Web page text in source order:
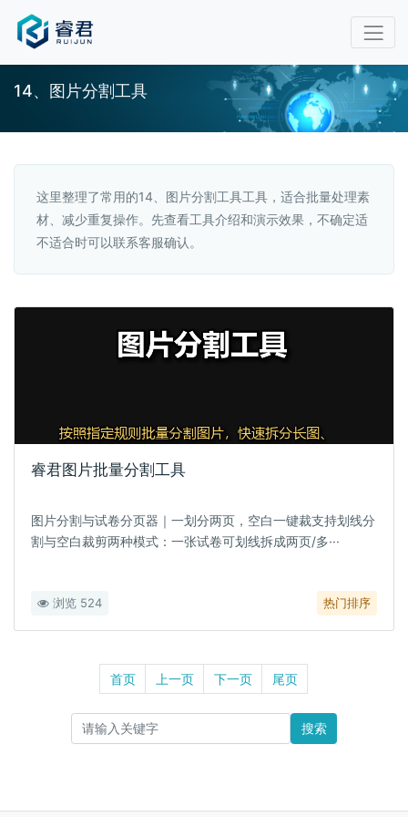
14、图片分割工具
这里整理了常用的14、图片分割工具工具，适合批量处理素
材、减少重复操作。先查看工具介绍和演示效果，不确定适
不适合时可以联系客服确认。
睿君图片批量分割工具
图片分割与试卷分页器｜一划分两页，空白一键裁支持划线分
割与空白裁剪两种模式：一张试卷可划线拆成两页/多···
浏览 524 热门排序
首页 上一页 下一页 尾页
搜索